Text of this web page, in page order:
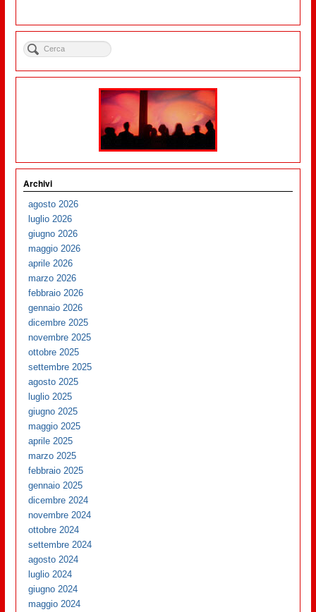
Archivi
agosto 2026
luglio 2026
giugno 2026
maggio 2026
aprile 2026
marzo 2026
febbraio 2026
gennaio 2026
dicembre 2025
novembre 2025
ottobre 2025
settembre 2025
agosto 2025
luglio 2025
giugno 2025
maggio 2025
aprile 2025
marzo 2025
febbraio 2025
gennaio 2025
dicembre 2024
novembre 2024
ottobre 2024
settembre 2024
agosto 2024
luglio 2024
giugno 2024
maggio 2024